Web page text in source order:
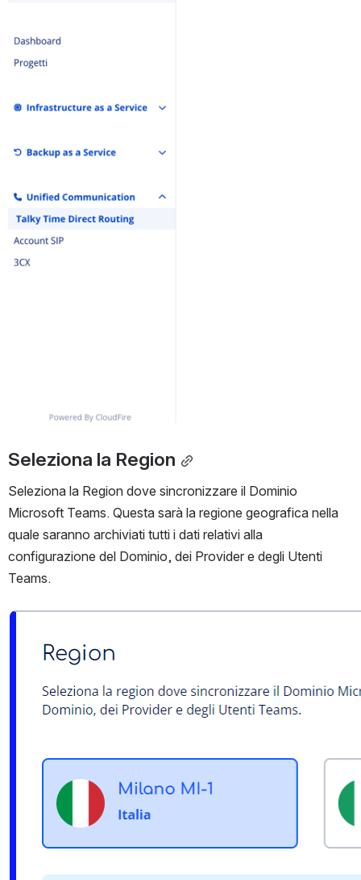
Seleziona la Region
Seleziona la Region dove sincronizzare il Dominio
Microsoft Teams. Questa sarà la regione geografica nella
quale saranno archiviati tutti i dati relativi alla
configurazione del Dominio, dei Provider e degli Utenti
Teams.